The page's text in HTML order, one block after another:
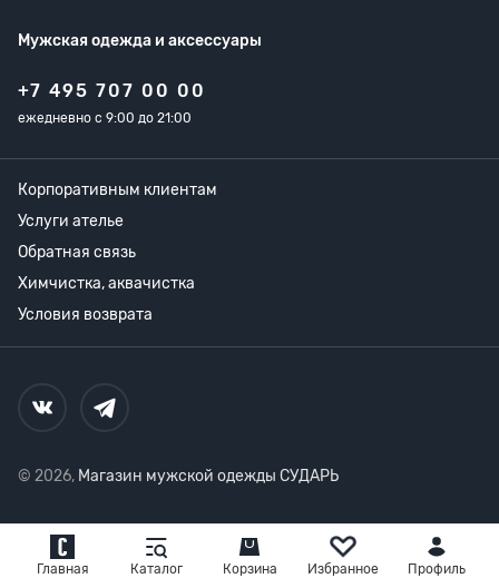
Главная Каталог Корзина Избранное Профиль
Мужская одежда и аксессуары
+7 495 707 00 00
ежедневно с 9:00 до 21:00
Корпоративным клиентам
Услуги ателье
Обратная связь
Химчистка, аквачистка
Условия возврата
© 2026, Магазин мужской одежды СУДАРЬ